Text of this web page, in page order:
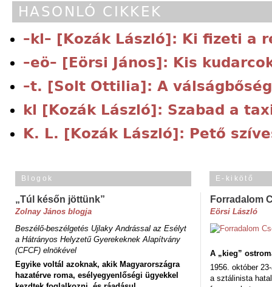
HASONLÓ CIKKEK
–kl– [Kozák László]: Ki fizeti a
–eö– [Eörsi János]: Kis
–t. [Solt Ottilia]: A
kl [Kozák László]: Szabad a
K. L. [Kozák László]: Pető
Blogok
„Túl későn jöttünk”
Zolnay János blogja
Beszélő-beszélgetés Ujlaky Andrással az Esélyt
a Hátrányos Helyzetű Gyerekeknek Alapítvány
(CFCF) elnökével
Egyike voltál azoknak, akik Magyarországra
hazatérve roma, esélyegyenlőségi ügyekkel
E-kikötő
Forradalom
Eörsi László
A „kieg”
1956. október
a sztálinista